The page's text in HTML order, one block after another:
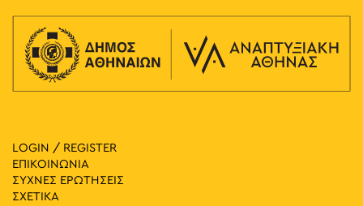
LOGIN / REGISTER
ΕΠΙΚΟΙΝΩΝΙΑ
ΣΥΧΝΕΣ ΕΡΩΤΗΣΕΙΣ
ΣΧΕΤΙΚΑ